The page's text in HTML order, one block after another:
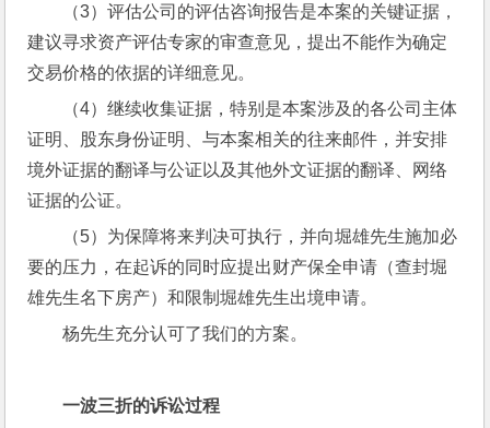
（3）评估公司的评估咨询报告是本案的关键证据，
建议寻求资产评估专家的审查意见，提出不能作为确定
交易价格的依据的详细意见。
（4）继续收集证据，特别是本案涉及的各公司主体
证明、股东身份证明、与本案相关的往来邮件，并安排
境外证据的翻译与公证以及其他外文证据的翻译、网络
证据的公证。
（5）为保障将来判决可执行，并向堀雄先生施加必
要的压力，在起诉的同时应提出财产保全申请（查封堀
雄先生名下房产）和限制堀雄先生出境申请。
杨先生充分认可了我们的方案。
一波三折的诉讼过程